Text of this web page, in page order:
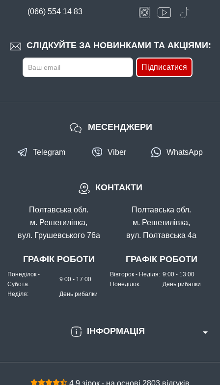
(066) 554 14 83
СЛІДКУЙТЕ ЗА НОВИНКАМИ ТА АКЦІЯМИ:
Підписатися
ІНФОРМАЦІЯ
КОНТАКТИ
Полтавська обл.
м. Решетилівка,
вул. Грушевського 76а
ГРАФІК РОБОТИ
Понеділок -
Субота:
9:00 - 17:00
Неділя: День рибалки
Полтавська обл.
м. Решетилівка,
вул. Полтавська 4а
ГРАФІК РОБОТИ
Вівторок - Неділя: 9:00 - 13:00
Понеділок:
День рибалки
МЕСЕНДЖЕРИ
Telegram Viber WhatsApp